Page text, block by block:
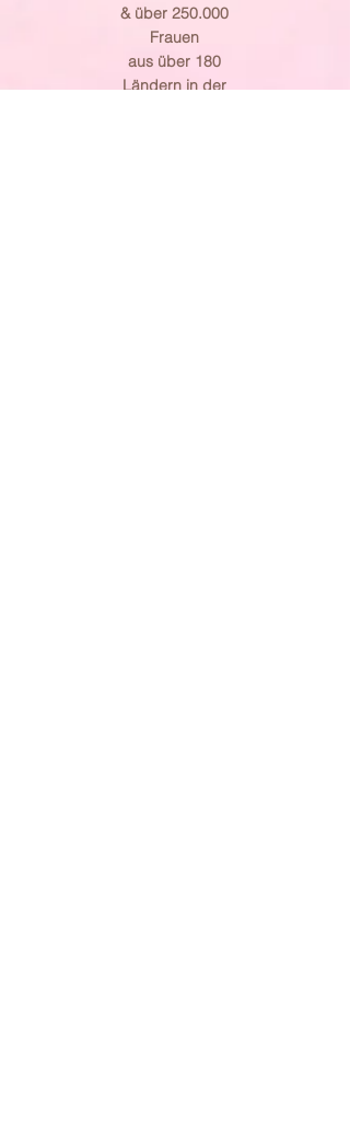
& über 250.000
Frauen
aus über 180
Ländern in der